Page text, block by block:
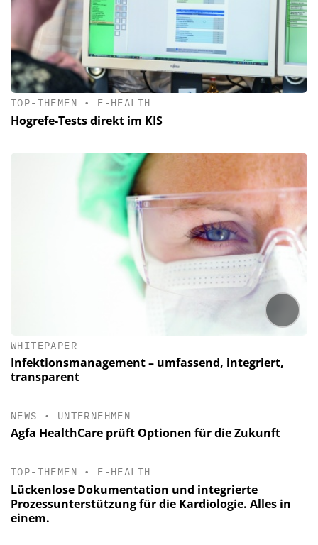
TOP-THEMEN • E-HEALTH
Hogrefe-Tests direkt im KIS
WHITEPAPER
Infektionsmanagement – umfassend, integriert,
transparent
NEWS • UNTERNEHMEN
Agfa HealthCare prüft Optionen für die Zukunft
TOP-THEMEN • E-HEALTH
Lückenlose Dokumentation und integrierte
Prozessunterstützung für die Kardiologie. Alles in
einem.